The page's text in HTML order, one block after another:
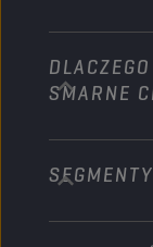
Samochody
Sprzęt ciężki
SMARNE
O nas
Technology
SEGMENTY